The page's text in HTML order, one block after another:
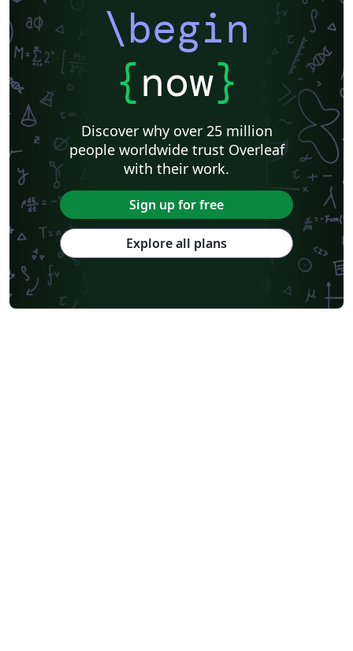
\begin
{now}
Discover why over 25 million
people worldwide trust Overleaf
with their work.
Sign up for free
Explore all plans